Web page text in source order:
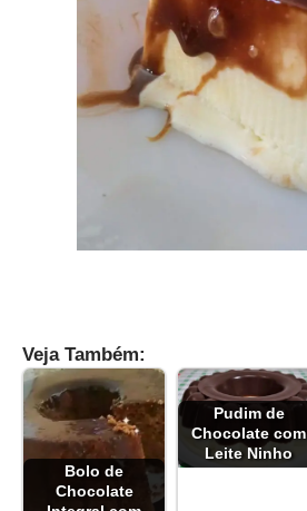
Veja Também:
Bolo de
Chocolate
Pudim de
Chocolate com
Leite Ninho